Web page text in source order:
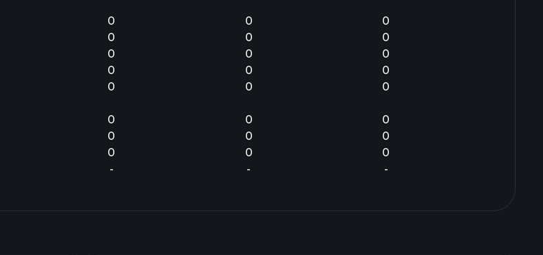
0
0
0
0
0
0
0
0
-
0
0
0
0
0
0
0
0
-
0
0
0
0
0
0
0
0
-